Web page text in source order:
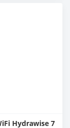
Hydrawise 7